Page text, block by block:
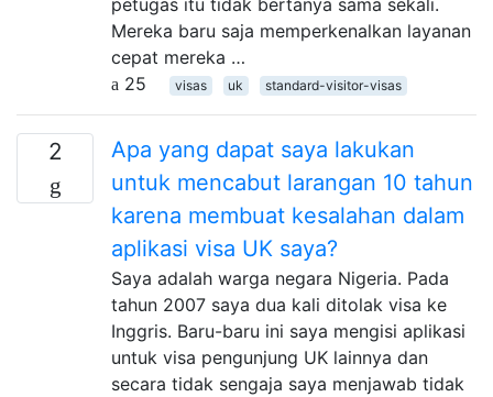
Mereka baru saja memperkenalkan layanan
cepat mereka …
25
visas uk standard-visitor-visas
2
Apa yang dapat saya lakukan
untuk mencabut larangan 10 tahun
karena membuat kesalahan dalam
aplikasi visa UK saya?
Saya adalah warga negara Nigeria. Pada
tahun 2007 saya dua kali ditolak visa ke
Inggris. Baru-baru ini saya mengisi aplikasi
untuk visa pengunjung UK lainnya dan
secara tidak sengaja saya menjawab tidak